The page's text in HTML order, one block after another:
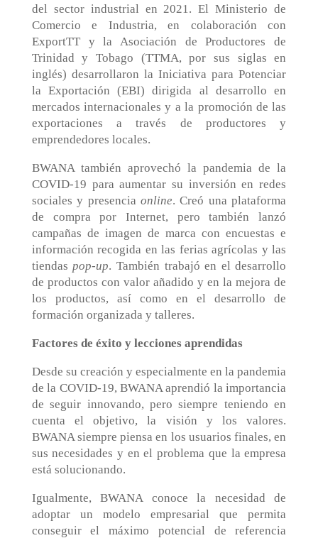
del sector industrial en 2021. El Ministerio de
Comercio e Industria, en colaboración con
ExportTT y la Asociación de Productores de
Trinidad y Tobago (TTMA, por sus siglas en
inglés) desarrollaron la Iniciativa para Potenciar
la Exportación (EBI) dirigida al desarrollo en
mercados internacionales y a la promoción de las
exportaciones a través de productores y
emprendedores locales.
BWANA también aprovechó la pandemia de la
COVID-19 para aumentar su inversión en redes
sociales y presencia online. Creó una plataforma
de compra por Internet, pero también lanzó
campañas de imagen de marca con encuestas e
información recogida en las ferias agrícolas y las
tiendas pop-up. También trabajó en el desarrollo
de productos con valor añadido y en la mejora de
los productos, así como en el desarrollo de
formación organizada y talleres.
Factores de éxito y lecciones aprendidas
Desde su creación y especialmente en la pandemia
de la COVID-19, BWANA aprendió la importancia
de seguir innovando, pero siempre teniendo en
cuenta el objetivo, la visión y los valores.
BWANA siempre piensa en los usuarios finales, en
sus necesidades y en el problema que la empresa
está solucionando.
Igualmente, BWANA conoce la necesidad de
adoptar un modelo empresarial que permita
conseguir el máximo potencial de referencia